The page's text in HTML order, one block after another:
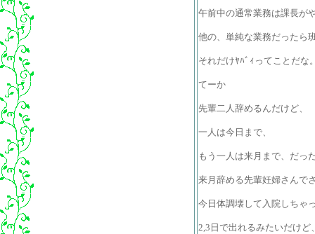
午前中の通常業務は課長が
他の、単純な業務だったら
それだけﾔﾊﾞｨってことだな
てーか
先輩二人辞めるんだけど、
一人は今日まで、
もう一人は来月まで、だっ
来月辞める先輩妊婦さんで
今日体調壊して入院しちゃ
2,3日で出れるみたいだけど